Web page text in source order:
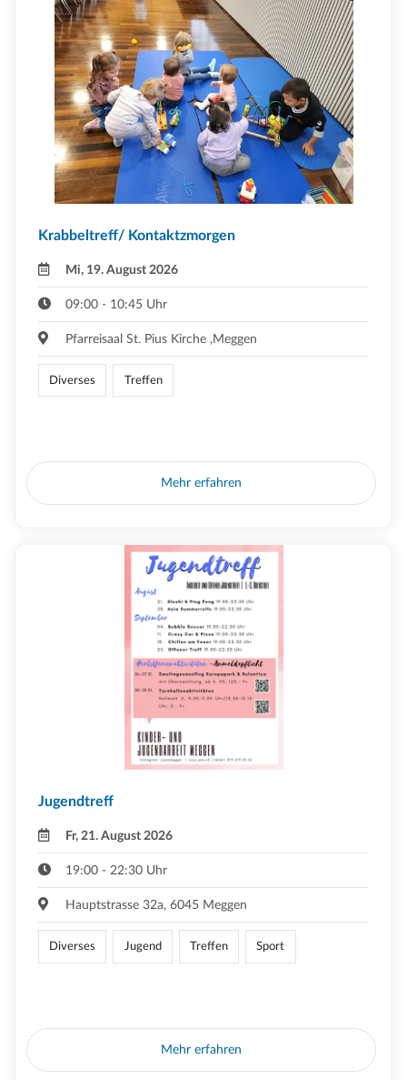
Krabbeltreff/ Kontaktzmorgen
Mi, 19. August 2026
09:00 - 10:45 Uhr
Pfarreisaal St. Pius Kirche ,Meggen
Diverses Treffen
Mehr erfahren
Jugendtreff
Fr, 21. August 2026
19:00 - 22:30 Uhr
Hauptstrasse 32a, 6045 Meggen
Diverses Jugend Treffen Sport
Mehr erfahren